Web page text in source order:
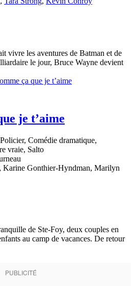
vivre les aventures de Batman et de
le jour, Bruce Wayne devient
je t’aime
Comédie dramatique,
vraie, Salto
Karine Gonthier-Hyndman, Marilyn
de Ste-Foy, deux couples en
au camp de vacances. De retour